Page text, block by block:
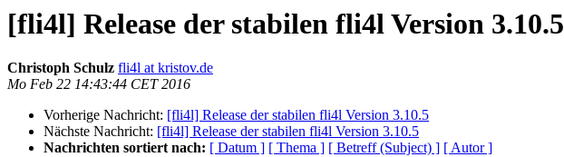
[fli4l] Release der stabilen fli4l Version 3.10.5
Christoph Schulz fli4l at kristov.de
Mo Feb 22 14:43:44 CET 2016
Vorherige Nachricht: [fli4l] Release der stabilen fli4l Version 3.10.5
Nächste Nachricht: [fli4l] Release der stabilen fli4l Version 3.10.5
Nachrichten sortiert nach: [ Datum ] [ Thema ] [ Betreff (Subject) ] [ Autor ]